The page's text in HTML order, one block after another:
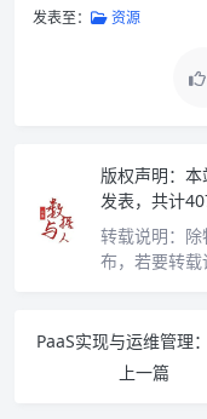
发表至： 资源
版权声明： 本
发表，共计
转载说明： 除
布，若要转载
上一篇